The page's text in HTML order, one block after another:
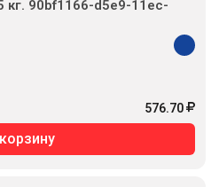
кг. 90bf1166-d5e9-11ec-
576.70